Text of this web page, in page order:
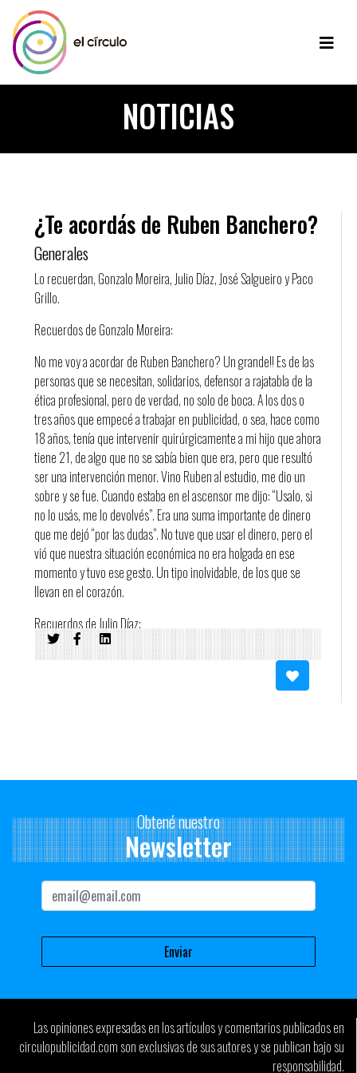
NOTICIAS
¿Te acordás de Ruben Banchero?
Generales
Lo recuerdan, Gonzalo Moreira, Julio Díaz, José Salgueiro y Paco
Grillo.
Recuerdos de Gonzalo Moreira:
No me voy a acordar de Ruben Banchero? Un grande!! Es de las
personas que se necesitan, solidarios, defensor a rajatabla de la
ética profesional, pero de verdad, no solo de boca. A los dos o
tres años que empecé a trabajar en publicidad, o sea, hace como
18 años, tenía que intervenir quirúrgicamente a mi hijo que ahora
tiene 21, de algo que no se sabía bien que era, pero que resultó
ser una intervención menor. Vino Ruben al estudio, me dio un
sobre y se fue. Cuando estaba en el ascensor me dijo: “Usalo, si
no lo usás, me lo devolvés”. Era una suma importante de dinero
que me dejó “por las dudas”. No tuve que usar el dinero, pero el
vió que nuestra situación económica no era holgada en ese
momento y tuvo ese gesto. Un tipo inolvidable, de los que se
llevan en el corazón.
Recuerdos de Julio Díaz:
Como no me voy a acordar de EL BANCHE
Lo extraño mucho. Extraño su voz, su presencia en los estudios
toda expectativa.
Locutor de una forma de expresión cuyo epicentro fue La Batuta
en el entrepiso del Palacio Salvo, ámbito para los debates
respecto a las nuevas modalidades en la comunicación y en el
que intervenían el propio Banchero, Quito, Jasa, Mateo, Paco,
audio, la música y la poesía.
Extraño mucho “al Banche”, un locutor necesario y un amigo
Ruben Banchero.
Caballero de mirada penetrante y confiable. Era del mismo pueblo
Obtené nuestro
Newsletter
Las opiniones expresadas en los artículos y comentarios publicados en
circulopublicidad.com son exclusivas de sus autores y se publican bajo su
responsabilidad.